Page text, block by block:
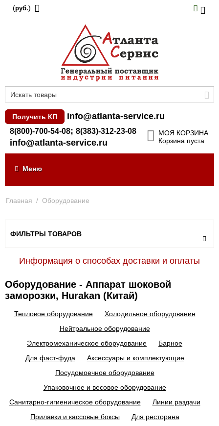
(руб.)
Получить КП info@atlanta-service.ru
8(800)-700-54-08; 8(383)-312-23-08
info@atlanta-service.ru
МОЯ КОРЗИНА
Корзина пуста
Меню
Главная / Оборудование
ФИЛЬТРЫ ТОВАРОВ
Информация о способах доставки и оплаты
Оборудование - Аппарат шоковой
заморозки, Hurakan (Китай)
Тепловое оборудование
Холодильное оборудование
Нейтральное оборудование
Электромеханическое оборудование
Барное
Для фаст-фуда
Аксессуары и комплектующие
Посудомоечное оборудование
Упаковочное и весовое оборудование
Санитарно-гигиеническое оборудование
Линии раздачи
Прилавки и кассовые боксы
Для ресторана